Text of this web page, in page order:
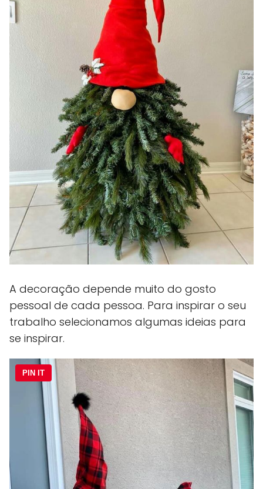
A decoração depende muito do gosto
pessoal de cada pessoa. Para inspirar o seu
trabalho selecionamos algumas ideias para
se inspirar.
PIN IT